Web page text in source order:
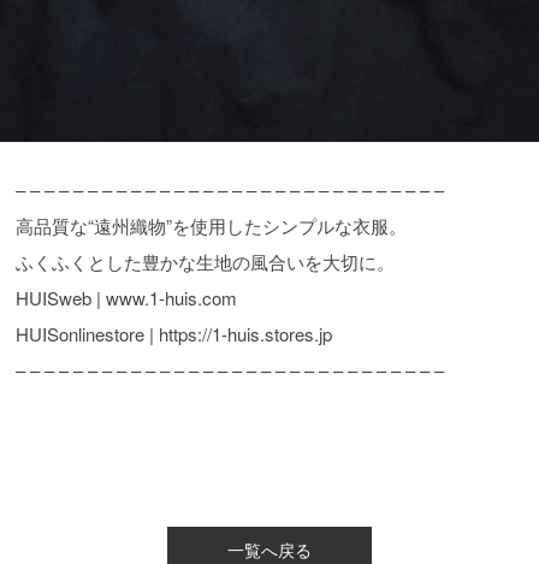
– – – – – – – – – – – – – – – – – – – – – – – – – – – – – –
高品質な“遠州織物”を使用したシンプルな衣服。
ふくふくとした豊かな生地の風合いを大切に。
HUISweb | www.1-huis.com
HUISonlinestore | https://1-huis.stores.jp
– – – – – – – – – – – – – – – – – – – – – – – – – – – – – –
一覧へ戻る